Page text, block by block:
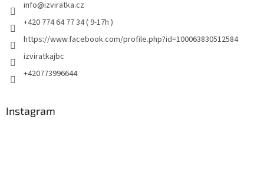
info@izviratka.cz
+420 774 64 77 34 ( 9-17h )
https://www.facebook.com/profile.php?id=100063830512584
izviratkajbc
+420773996644
Instagram